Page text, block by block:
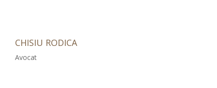
CHISIU RODICA
Avocat